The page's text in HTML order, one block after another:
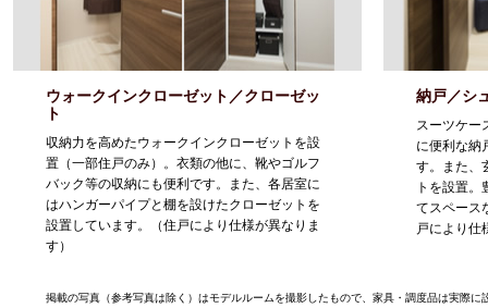
ウォークインクローゼット／クローゼッ
ト
収納力を高めたウォークインクローゼットを設
置（一部住戸のみ）。衣類の他に、靴やゴルフ
バック等の収納にも便利です。また、各居室に
はハンガーパイプと棚を設けたクローゼットを
設置しています。（住戸により仕様が異なりま
す）
納戸／シ
スーツケー
に便利な納
す。また、
トを設置
てスペース
戸により仕
掲載の写真（参考写真は除く）はモデルルームを撮影したもので、家具・調度品は実際